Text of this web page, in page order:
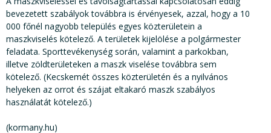
bevezetett szabályok továbbra is érvényesek, azzal, hogy a 10
000 főnél nagyobb település egyes közterületein a
maszkviselés kötelező. A területek kijelölése a polgármester
feladata. Sporttevékenység során, valamint a parkokban,
illetve zöldterületeken a maszk viselése továbbra sem
kötelező. (Kecskemét összes közterületén és a nyilvános
helyeken az orrot és szájat eltakaró maszk szabályos
használatát kötelező.)
(kormany.hu)